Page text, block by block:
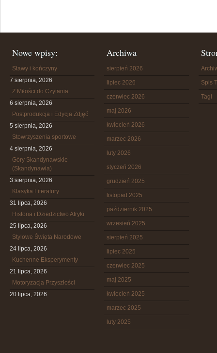
Nowe wpisy:
Stawy i kończyny
7 sierpnia, 2026
Z Miłości do Czytania
6 sierpnia, 2026
Postprodukcja i Edycja Zdjęć
5 sierpnia, 2026
Stowrzyszenia sportowe
4 sierpnia, 2026
Góry Skandynawskie
(Skandynawia)
3 sierpnia, 2026
Klasyka Literatury
31 lipca, 2026
Historia i Dziedzictwo Afryki
25 lipca, 2026
Stylowe Święta Narodowe
24 lipca, 2026
Kuchenne Eksperymenty
21 lipca, 2026
Motoryzacja Przyszłości
20 lipca, 2026
Archiwa
sierpień 2026
lipiec 2026
czerwiec 2026
maj 2026
kwiecień 2026
marzec 2026
luty 2026
styczeń 2026
grudzień 2025
listopad 2025
październik 2025
wrzesień 2025
sierpień 2025
lipiec 2025
czerwiec 2025
maj 2025
kwiecień 2025
marzec 2025
luty 2025
Spis
Tagi